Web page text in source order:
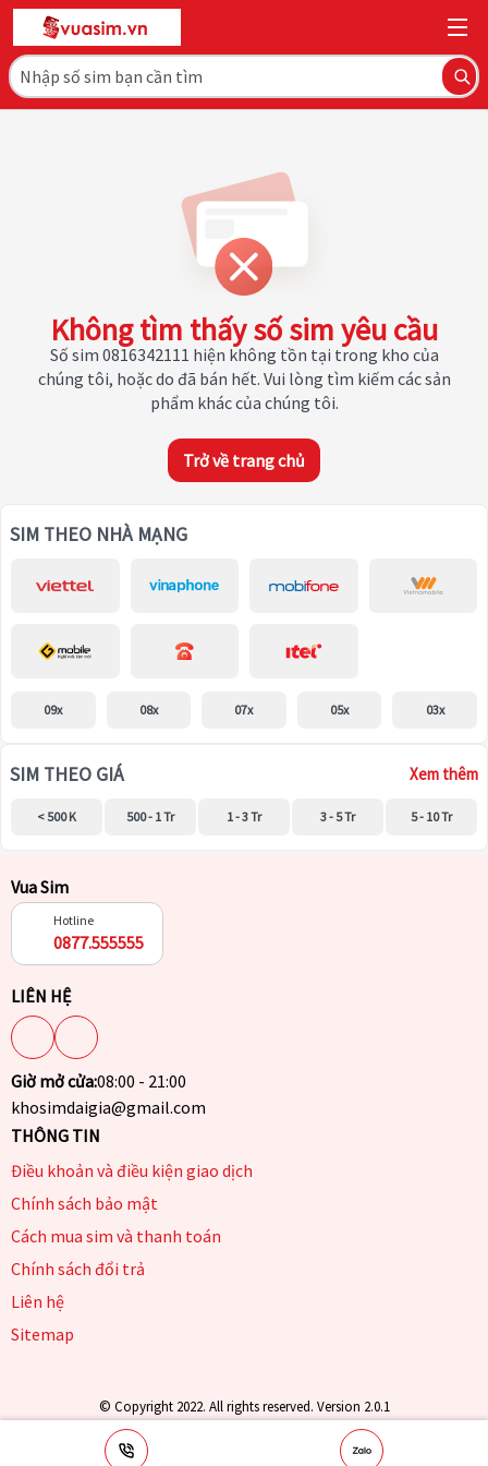
Không tìm thấy số sim yêu cầu
Số sim 0816342111 hiện không tồn tại trong kho của
chúng tôi, hoặc do đã bán hết. Vui lòng tìm kiếm các sản
phẩm khác của chúng tôi.
Trở về trang chủ
SIM THEO NHÀ MẠNG
09x 08x 07x 05x 03x
SIM THEO GIÁ Xem thêm
< 500 K 500 - 1 Tr 1 - 3 Tr 3 - 5 Tr 5 - 10 Tr
Vua Sim
Hotline
0877.555555
LIÊN HỆ
Giờ mở cửa:08:00 - 21:00
khosimdaigia@gmail.com
THÔNG TIN
Điều khoản và điều kiện giao dịch
Chính sách bảo mật
Cách mua sim và thanh toán
Chính sách đổi trả
Liên hệ
Sitemap
© Copyright 2022. All rights reserved. Version 2.0.1